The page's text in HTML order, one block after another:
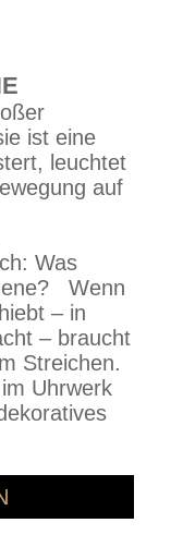
ist eine
leuchtet
auf
Was
Wenn
– in
– braucht
Streichen.
Uhrwerk